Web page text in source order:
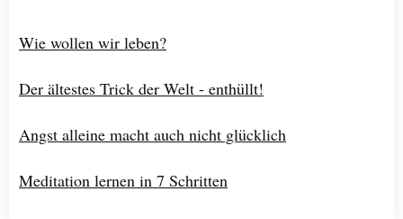
Wie wollen wir leben?
Der ältestes Trick der Welt - enthüllt!
Angst alleine macht auch nicht glücklich
Meditation lernen in 7 Schritten